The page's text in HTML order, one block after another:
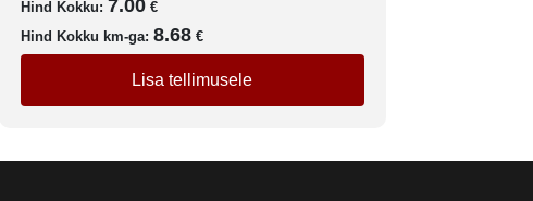
Hind Kokku: 7.00 €
Hind Kokku km-ga: 8.68 €
Lisa tellimusele